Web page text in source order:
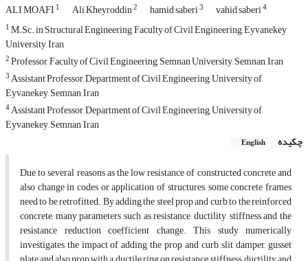
ALI MOAFI 1 Ali Kheyroddin2 hamid saberi3 vahid saberi4
1M.Sc. in Structural Engineering, Faculty of Civil Engineering, Eyvanekey
University, Iran
2Professor, Faculty of Civil Engineering, Semnan University, Semnan, Iran
3Assistant Professor, Department of Civil Engineering, University of
Eyvanekey, Semnan, Iran
4Assistant Professor, Department of Civil Engineering, University of
Eyvanekey, Semnan, Iran
چکیده
English
Due to several reasons as the low resistance of constructed concrete and
also change in codes or application of structures, some concrete frames
need to be retrofitted. By adding the steel prop and curb to the reinforced
concrete, many parameters such as resistance, ductility, stiffness and the
resistance reduction coefficient change. This study numerically
investigates the impact of adding the prop and curb, slit damper, gusset